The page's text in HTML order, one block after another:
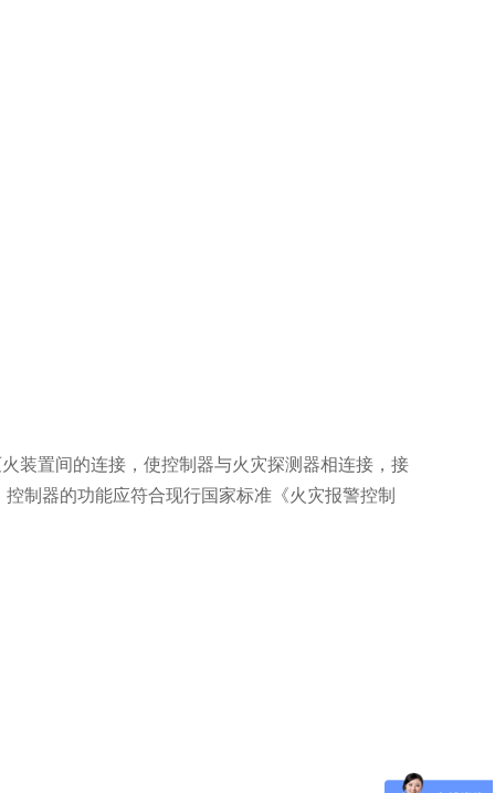
装置间的连接，使控制器与火灾探测器相连接，接
制器的功能应符合现行国家标准《火灾报警控制